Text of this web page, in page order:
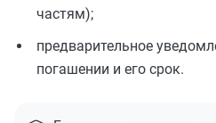
частям);
предварительное
погашении и его срок.